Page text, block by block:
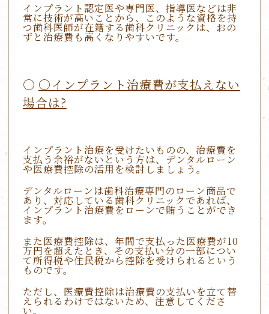
インプラント認定医や専門医、指導医などは非
常に技術が高いことから、このような資格を持
つ歯科医師が在籍する歯科クリニックは、おの
ずと治療費も高くなりやすいです。
〇インプラント治療費が支払えない
場合は?
インプラント治療を受けたいものの、治療費を
支払う余裕がないという方は、デンタルローン
や医療費控除の活用を検討しましょう。
デンタルローンは歯科治療専門のローン商品で
あり、対応している歯科クリニックであれば、
インプラント治療費をローンで賄うことができ
ます。
また医療費控除は、年間で支払った医療費が10
万円を超えたとき、その支払い分の一部につい
て所得税や住民税から控除を受けられるという
ものです。
ただし、医療費控除は治療費の支払いを立て替
えられるわけではないため、注意してくださ
い。